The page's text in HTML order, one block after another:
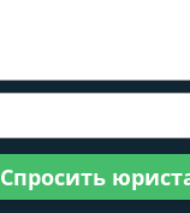
Спросить